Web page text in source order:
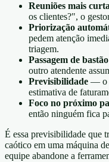
Reuniões mais
os clientes?", o
Priorização
pedem atenção
triagem.
Passagem de
outro atendente
Previsibilidade — o
estimativa de
Foco no próximo
então ninguém fica
É essa previsibilidade que
caótico em uma máquina
equipe abandone a